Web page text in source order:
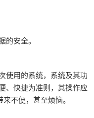
安全。
使用的系统，系统及其功
、快捷为准则，其操作应
不便，甚至烦恼。